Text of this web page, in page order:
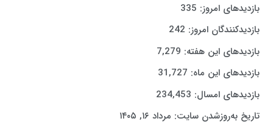
بازدیدهای امروز: 335
بازدیدکنندگان امروز: 242
بازدیدهای این هفته: 7,279
بازدیدهای این ماه: 31,727
بازدیدهای امسال: 234,453
تاریخ به‌روزشدن سایت: مرداد ۱۶, ۱۴۰۵